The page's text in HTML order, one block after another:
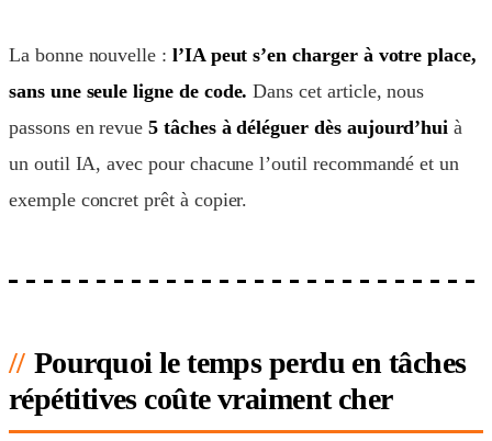
La bonne nouvelle : l’IA peut s’en charger à votre place,
sans une seule ligne de code. Dans cet article, nous
passons en revue5 tâches à déléguer dès aujourd’hui à
un outil IA, avec pour chacune l’outil recommandé et un
exemple concret prêt à copier.
Pourquoi le temps perdu en tâches
répétitives coûte vraiment cher